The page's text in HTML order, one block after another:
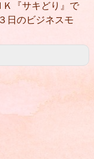
『サキどり』で
日のビジネスモ